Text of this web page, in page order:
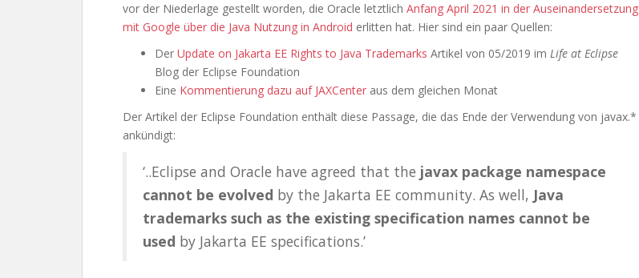
vor der Niederlage gestellt worden, die Oracle letztlich Anfang April 2021 in der Auseinandersetzung
mit Google über die Java Nutzung in Android erlitten hat. Hier sind ein paar Quellen:
Der Update on Jakarta EE Rights to Java Trademarks Artikel von 05/2019 im Life at Eclipse
Blog der Eclipse Foundation
Eine Kommentierung dazu auf JAXCenter aus dem gleichen Monat
Der Artikel der Eclipse Foundation enthält diese Passage, die das Ende der Verwendung von javax.*
ankündigt:
‘..Eclipse and Oracle have agreed that the javax package namespace
cannot be evolved by the Jakarta EE community. As well, Java
trademarks such as the existing specification names cannot be
used by Jakarta EE specifications.’